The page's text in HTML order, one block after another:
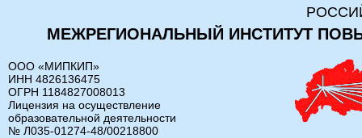
МЕЖРЕГИОНАЛЬНЫЙ ИНСТИТУТ
ООО «МИПКИП»
ИНН 4826136475
ОГРН 1184827008013
Лицензия на осуществление
образовательной деятельности
№ Л035-01274-48/00218800